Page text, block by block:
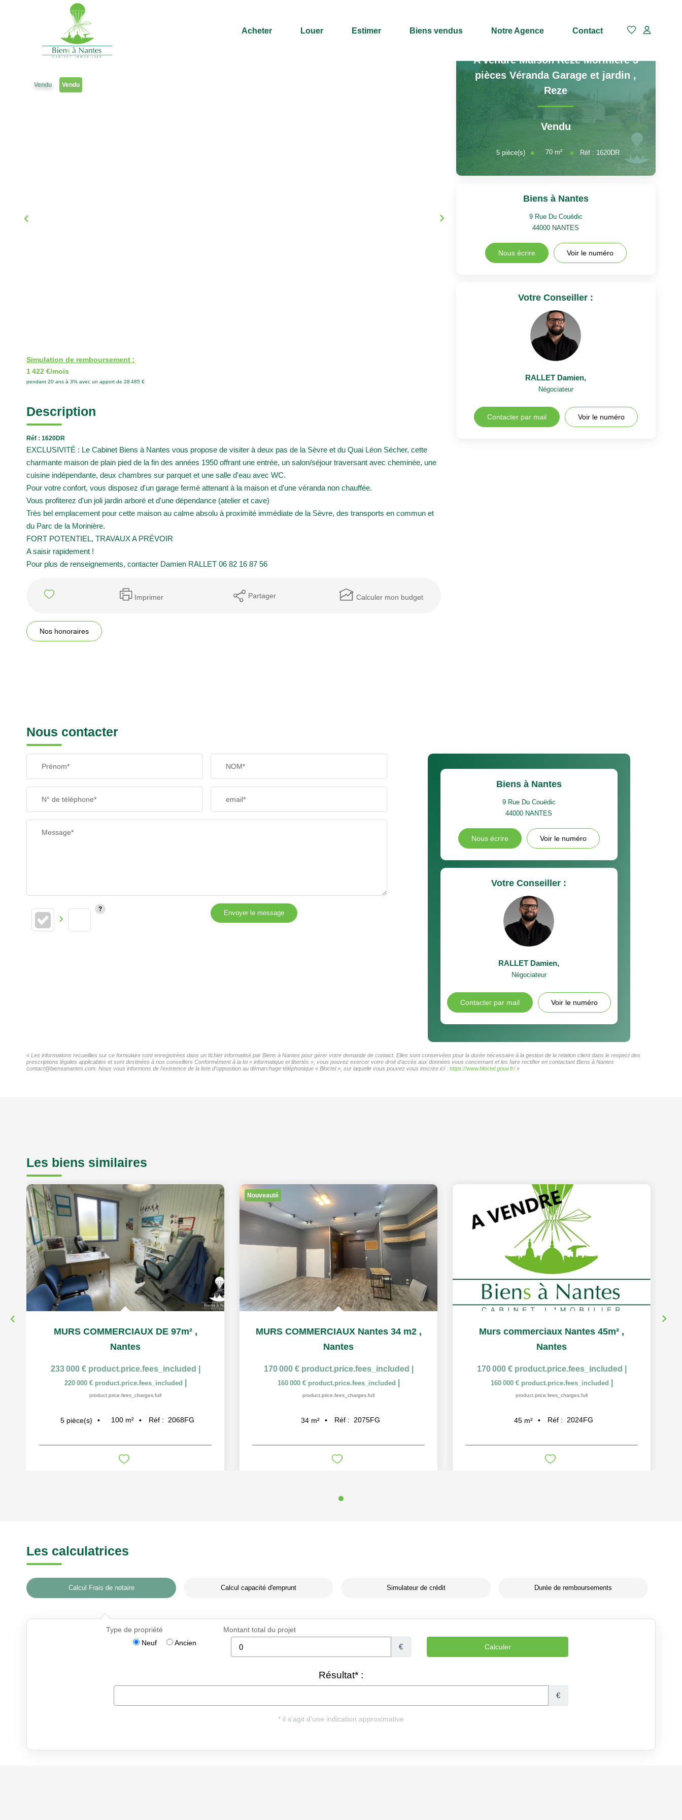
Acheter Louer Estimer Biens vendus Notre Agence Contact
Maison Référence 1620DR
Vendu Vendu
Simulation de remboursement :
1 422 €/mois
pendant 20 ans à 3% avec un apport de 28 485 €
Description
Réf : 1620DR
EXCLUSIVITÉ : Le Cabinet Biens à Nantes vous propose de visiter à deux pas de la Sèvre et du Quai Léon Sécher, cette
charmante maison de plain pied de la fin des années 1950 offrant une entrée, un salon/séjour traversant avec cheminée, une
cuisine indépendante, deux chambres sur parquet et une salle d'eau avec WC.
Pour votre confort, vous disposez d'un garage fermé attenant à la maison et d'une véranda non chauffée.
Vous profiterez d'un joli jardin arboré et d'une dépendance (atelier et cave)
Très bel emplacement pour cette maison au calme absolu à proximité immédiate de la Sèvre, des transports en commun et
du Parc de la Morinière.
FORT POTENTIEL, TRAVAUX A PRÉVOIR
A saisir rapidement !
Pour plus de renseignements, contacter Damien RALLET 06 82 16 87 56
Imprimer Partager Calculer mon budget
Nos honoraires
A vendre Maison Reze Morinière 5
pièces Véranda Garage et jardin ,
Reze
Vendu
5 pièce(s) 70 m² Réf : 1620DR
Biens à Nantes
9 Rue Du Couëdic
44000 NANTES
Nous écrire Voir le numéro
Votre Conseiller :
RALLET Damien,
Négociateur
Contacter par mail Voir le numéro
Nous contacter
Prénom* NOM*
N° de téléphone* email*
Message*
Envoyer le message
Biens à Nantes
9 Rue Du Couëdic
44000 NANTES
Nous écrire Voir le numéro
Votre Conseiller :
RALLET Damien,
Négociateur
Contacter par mail Voir le numéro
« Les informations recueillies sur ce formulaire sont enregistrées dans un fichier informatisé par Biens à Nantes pour gérer votre demande de contact. Elles sont conservées pour la durée nécessaire à la gestion de la relation client dans le respect des
prescriptions légales applicables et sont destinées à nos conseillers Conformément à la loi « informatique et libertés », vous pouvez exercer votre droit d'accès aux données vous concernant et les faire rectifier en contactant Biens à Nantes
contact@biensanantes.com. Nous vous informons de l'existence de la liste d'opposition au démarchage téléphonique « Bloctel », sur laquelle vous pouvez vous inscrire ici : https://www.bloctel.gouv.fr/»
Les biens similaires
MURS COMMERCIAUX DE 97m² ,
Nantes
233 000 € product.price.fees_included
220 000 € product.price.fees_included
product.price.fees_charges.full
5 pièce(s) 100 m² Réf : 2068FG
Nouveauté
MURS COMMERCIAUX Nantes 34 m2 ,
Nantes
170 000 € product.price.fees_included
160 000 € product.price.fees_included
product.price.fees_charges.full
34 m² Réf : 2075FG
Murs commerciaux Nantes 45m² ,
Nantes
170 000 € product.price.fees_included
160 000 € product.price.fees_included
product.price.fees_charges.full
45 m² Réf : 2024FG
Les calculatrices
Calcul Frais de notaire Calcul capacité d'emprunt Simulateur de crédit Durée de remboursements